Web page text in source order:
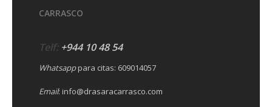
CARRASCO
Telf: +944 10 48 54
Whatsapppara citas: 609014057
Email: info@drasaracarrasco.com